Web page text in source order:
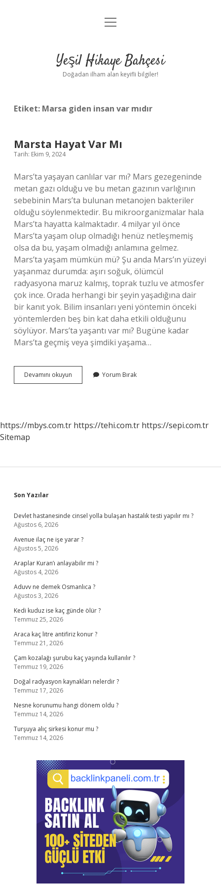
Anasayfa
Yasal Uyarı
menüyü
Yeşil Hikaye Bahçesi
Doğadan ilham alan keyifli bilgiler!
Etiket: Marsa giden insan var mıdır
Marsta Hayat Var Mı
Tarih: Ekim 9, 2024
Mars’ta yaşayan canlılar var mı? Mars gezegeninde
metan gazı olduğu ve bu metan gazının varlığının
sebebinin Mars’ta bulunan metanojen bakteriler
olduğu söylenmektedir. Bu mikroorganizmalar hala
Mars’ta hayatta kalmaktadır. 4 milyar yıl önce
Mars’ta yaşam olup olmadığı henüz netleşmemiş
olsa da bu, yaşam olmadığı anlamına gelmez.
Mars’ta yaşam mümkün mü? Şu anda Mars’ın yüzeyi
yaşanmaz durumda: aşırı soğuk, ölümcül
radyasyona maruz kalmış, toprak tuzlu ve atmosfer
çok ince. Orada herhangi bir şeyin yaşadığına dair
bir kanıt yok. Bilim insanları yeni yöntemin önceki
yöntemlerden beş bin kat daha etkili olduğunu
söylüyor. Mars’ta yaşantı var mı? Bugüne kadar
Mars’ta geçmiş veya şimdiki yaşama…
Devamını okuyun
Hayat
Yorum Bırak
https://mbys.com.tr https://tehi.com.tr https://sepi.com.tr
Sitemap
Sidebar
Son Yazılar
Devlet hastanesinde cinsel yolla bulaşan hastalık testi yapılır mı ?
Ağustos 6, 2026
Avenue ilaç ne işe yarar ?
Ağustos 5, 2026
Araplar Kuran’ı anlayabilir mi ?
Ağustos 4, 2026
Aduvv ne demek Osmanlıca ?
Ağustos 3, 2026
Kedi kuduz ise kaç günde ölür ?
Temmuz 25, 2026
Araca kaç litre antifiriz konur ?
Temmuz 21, 2026
Çam kozalağı şurubu kaç yaşında kullanılır ?
Temmuz 19, 2026
Doğal radyasyon kaynakları nelerdir ?
Temmuz 17, 2026
Nesne korunumu hangi dönem oldu ?
Temmuz 14, 2026
Turşuya alıç sirkesi konur mu ?
Temmuz 14, 2026